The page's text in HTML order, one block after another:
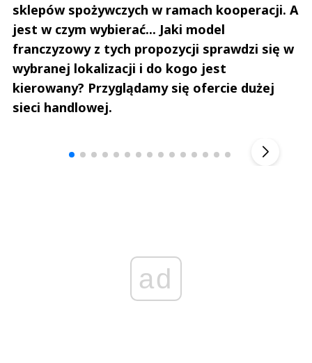
sklepów spożywczych w ramach kooperacji. A
jest w czym wybierać... Jaki model
franczyzowy z tych propozycji sprawdzi się w
wybranej lokalizacji i do kogo jest
kierowany? Przyglądamy się ofercie dużej
sieci handlowej.
ad